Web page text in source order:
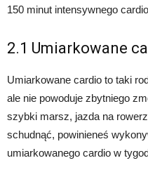
150 minut intensywnego
2.1 Umiarkowane
Umiarkowane cardio to taki
ale nie powoduje zbytniego
szybki marsz, jazda na
schudnąć, powinieneś
umiarkowanego cardio w